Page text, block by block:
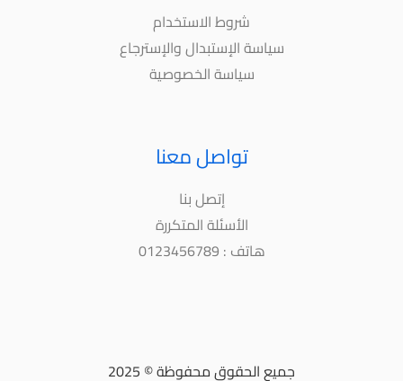
شروط الاستخدام
سياسة الإستبدال والإسترجاع
سياسة الخصوصية
تواصل معنا
إتصل بنا
الأسئلة المتكررة
هاتف : 0123456789
جميع الحقوق محفوظة © 2025